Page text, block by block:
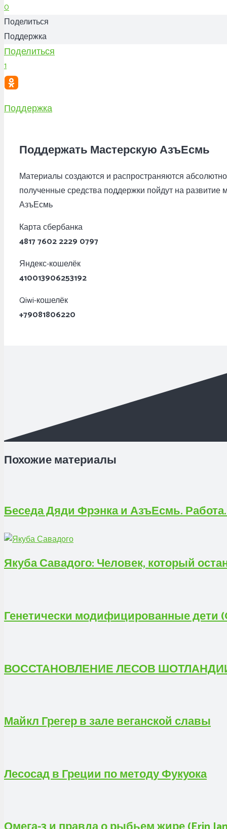
0
Поделиться
Поддержка
Поделиться
1
Поддержка
Поддержать Мастерскую АзъЕсмь
Материалы создаются и распространяются
полученные средства поддержки пойдут на развитие
АзъЕсмь
Карта сбербанка
4817 7602 2229 0797
Яндекс-кошелёк
410013906253192
Qiwi-кошелёк
+79081806220
Похожие материалы
Беседа Дяди Фрэнка и АзъЕсмь.
Якуба Савадого: Человек, который
Генетически модифицированные дети
ВОССТАНОВЛЕНИЕ ЛЕСОВ
Майкл Грегер в зале веганской славы
Лесосад в Греции по методу Фукуока